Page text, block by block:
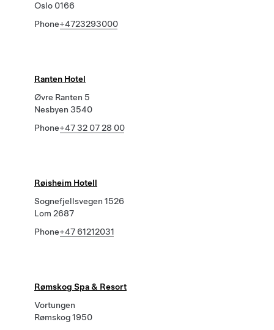
Oslo 0166
Phone+4723293000
Ranten Hotel
Øvre Ranten 5
Nesbyen 3540
Phone+47 32 07 28 00
Røisheim Hotell
Sognefjellsvegen 1526
Lom 2687
Phone+47 61212031
Rømskog Spa & Resort
Vortungen
Rømskog 1950